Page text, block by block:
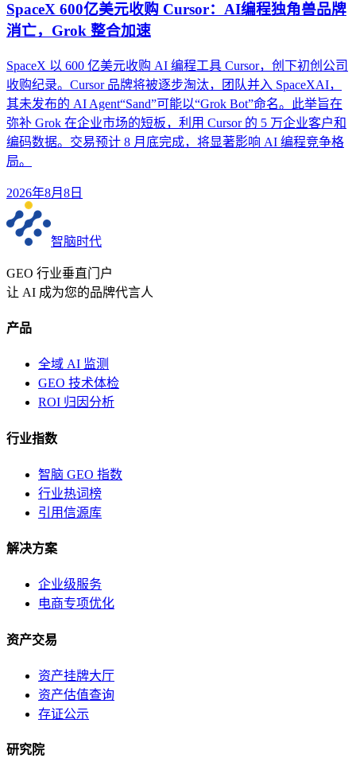
SpaceX 600亿美元收购 Cursor：AI编程独角兽品牌
消亡，Grok 整合加速
SpaceX 以 600 亿美元收购 AI 编程工具 Cursor，创下初创公司
收购纪录。Cursor 品牌将被逐步淘汰，团队并入 SpaceXAI，
其未发布的 AI Agent“Sand”可能以“Grok Bot”命名。此举旨在
弥补 Grok 在企业市场的短板，利用 Cursor 的 5 万企业客户和
编码数据。交易预计 8 月底完成，将显著影响 AI 编程竞争格
局。
2026年8月8日
智脑时代
GEO 行业垂直门户
让 AI 成为您的品牌代言人
产品
全域 AI 监测
GEO 技术体检
ROI 归因分析
行业指数
智脑 GEO 指数
行业热词榜
引用信源库
解决方案
企业级服务
电商专项优化
资产交易
资产挂牌大厅
资产估值查询
存证公示
研究院